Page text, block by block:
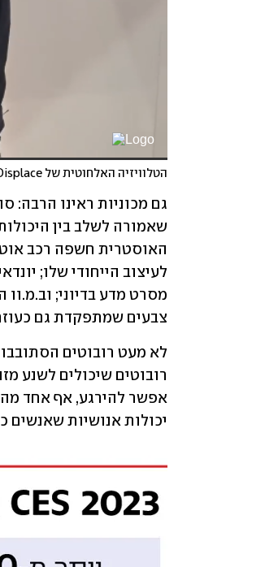
הטלוויזיה האלחוטית של Displace
צבעים שמתפקדת גם
יכולות אנושיות שאנשים